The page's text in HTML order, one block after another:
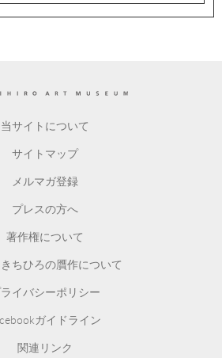
当サイトについて
サイトマップ
メルマガ登録
プレスの方へ
著作権について
ちひろの贋作について
イバシーポリシー
ガイドライン
関連リンク